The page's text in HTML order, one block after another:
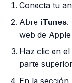
Conecta tu
Abre iTunes.
web de
Haz clic en
parte
En la sección